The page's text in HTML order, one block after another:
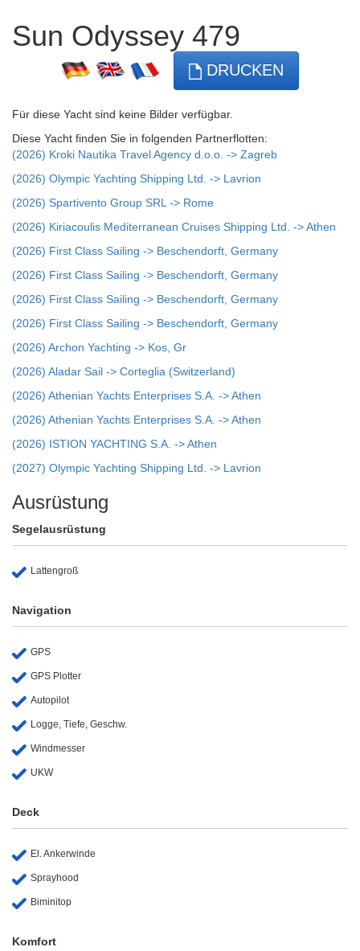
Sun Odyssey 479
DRUCKEN
Für diese Yacht sind keine Bilder verfügbar.
Diese Yacht finden Sie in folgenden Partnerflotten:
(2026) Kroki Nautika Travel Agency d.o.o. -> Zagreb
(2026) Olympic Yachting Shipping Ltd. -> Lavrion
(2026) Spartivento Group SRL -> Rome
(2026) Kiriacoulis Mediterranean Cruises Shipping Ltd. -> Athen
(2026) First Class Sailing -> Beschendorft, Germany
(2026) First Class Sailing -> Beschendorft, Germany
(2026) First Class Sailing -> Beschendorft, Germany
(2026) First Class Sailing -> Beschendorft, Germany
(2026) Archon Yachting -> Kos, Gr
(2026) Aladar Sail -> Corteglia (Switzerland)
(2026) Athenian Yachts Enterprises S.A. -> Athen
(2026) Athenian Yachts Enterprises S.A. -> Athen
(2026) ISTION YACHTING S.A. -> Athen
(2027) Olympic Yachting Shipping Ltd. -> Lavrion
Ausrüstung
Segelausrüstung
Lattengroß
Navigation
GPS
GPS Plotter
Autopilot
Logge, Tiefe, Geschw.
Windmesser
UKW
Deck
El. Ankerwinde
Sprayhood
Biminitop
Komfort